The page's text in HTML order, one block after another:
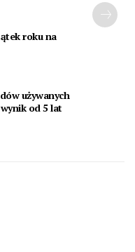
roku na
używanych
od 5 lat